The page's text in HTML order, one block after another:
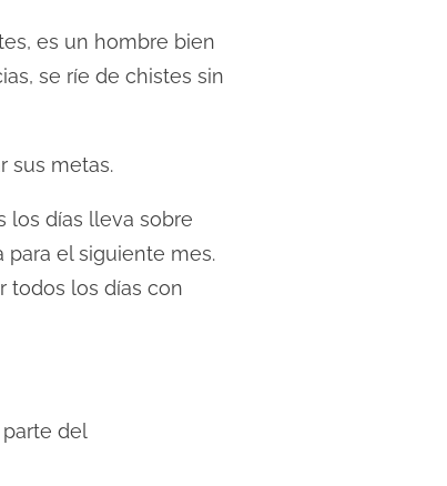
es un hombre bien
se ríe de chistes sin
sus metas.
los días lleva sobre
el siguiente mes.
todos los días con
del